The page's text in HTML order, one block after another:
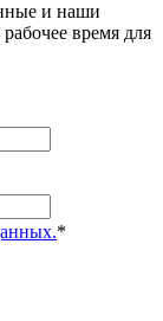
и наши
время для
*